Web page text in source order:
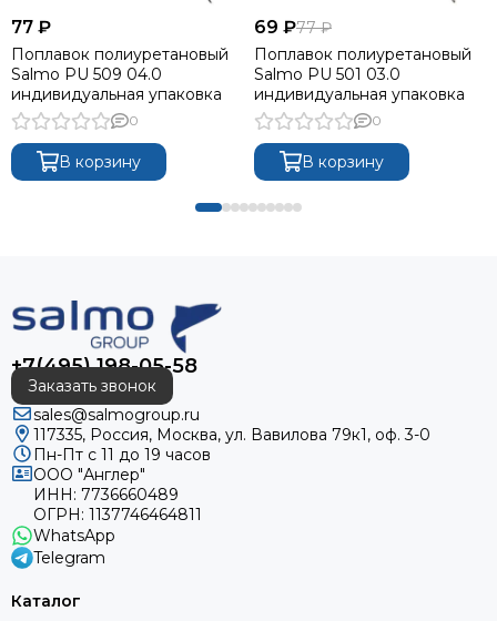
77 ₽
Поплавок полиуретановый
Salmo PU 509 04.0
индивидуальная упаковка
0
В корзину
69 ₽77 ₽
Поплавок полиуретановый
Salmo PU 501 03.0
индивидуальная упаковка
0
В корзину
+7(495) 198-05-58
Заказать звонок
sales@salmogroup.ru
117335, Россия, Москва, ул. Вавилова 79к1, оф. 3-0
Пн-Пт с 11 до 19 часов
ООО "Англер"
ИНН: 7736660489
ОГРН: 1137746464811
WhatsApp
Telegram
Каталог